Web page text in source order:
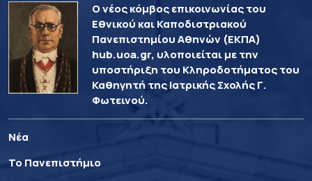
Ο νέος κόμβος επικοινωνίας του
Εθνικού και Καποδιστριακού
Πανεπιστημίου Αθηνών (ΕΚΠΑ)
hub.uoa.gr, υλοποιείται με την
υποστήριξη του Κληροδοτήματος του
Καθηγητή της Ιατρικής Σχολής Γ.
Φωτεινού.
Νέα
Το Πανεπιστήμιο